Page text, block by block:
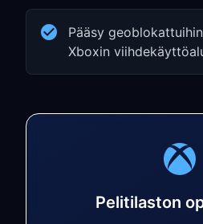
Pääsy
Xboxin
Pelitilaston